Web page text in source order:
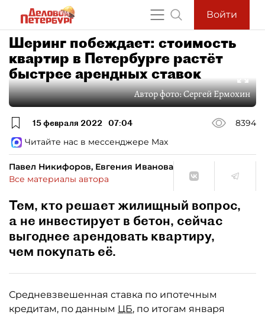
Войти
Шеринг побеждает: стоимость
квартир в Петербурге растёт
быстрее арендных ставок
Автор фото:Сергей Ермохин
15 февраля 2022 07:04
8394
Читайте нас в мессенджере Max
Павел Никифоров, Евгения Иванова
Все материалы автора
Тем, кто решает жилищный вопрос,
а не инвестирует в бетон, сейчас
выгоднее арендовать квартиру,
чем покупать её.
Средневзвешенная ставка по ипотечным
кредитам, по данным ЦБ, по итогам января